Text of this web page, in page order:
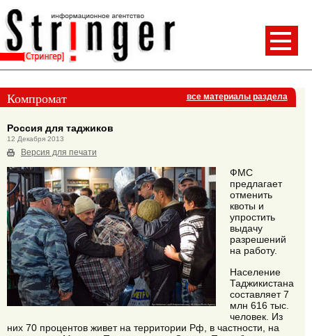
Компромат все материалы раздела
Россия для таджиков
12 Декабря 2013
Версия для печати
ФМС
предлагает
отменить
квоты и
упростить
выдачу
разрешений
на работу.
Население
Таджикистана
составляет 7
млн 616 тыс.
человек. Из
них 70 процентов живет на территории Рф, в частности, на